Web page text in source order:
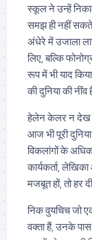
स्कूल ने उन्हें
समझ ही नहीं
अंधेरे में उजाला
लिए, बल्कि
रूप में भी याद
की दुनिया की नींव
हेलेन केलर न देख
आज भी पूरी दुनिया
विकलांगों के
कार्यकर्ता,
मजबूत हों, तो हर
निक वुयचिच जो
वक्ता हैं, उनके